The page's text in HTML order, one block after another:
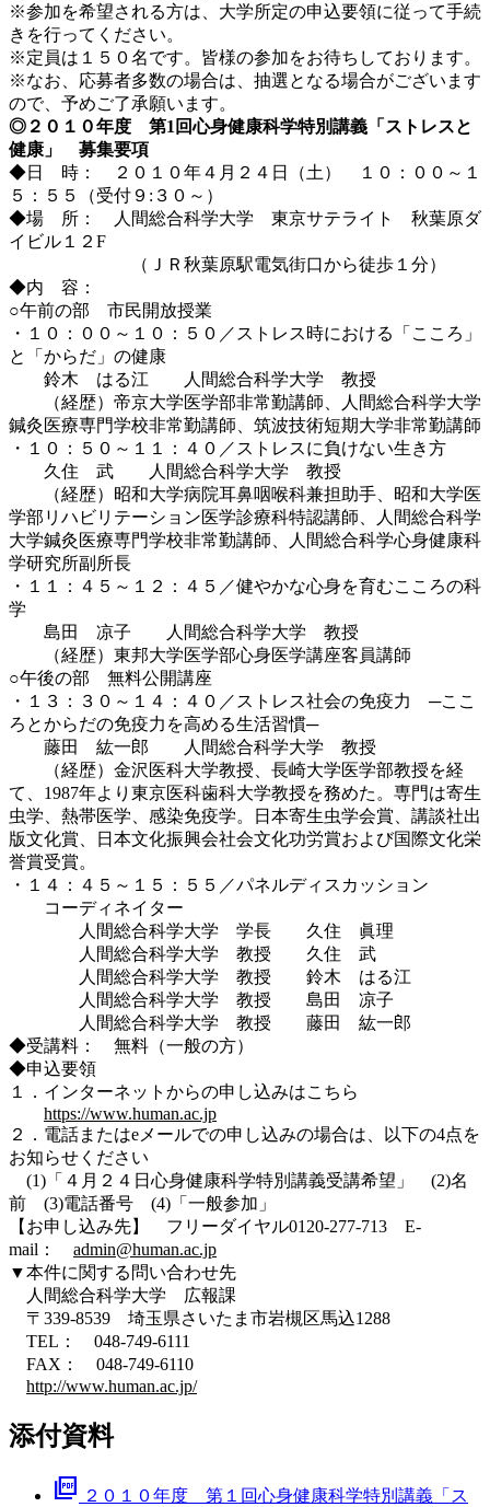
※参加を希望される方は、大学所定の申込要領に従って手続
きを行ってください。
※定員は１５０名です。皆様の参加をお待ちしております。
※なお、応募者多数の場合は、抽選となる場合がございます
ので、予めご了承願います。
◎２０１０年度 第1回心身健康科学特別講義「ストレスと
健康」 募集要項
◆日 時： ２０１０年４月２４日（土） １０：００～１
５：５５（受付９:３０～）
◆場 所： 人間総合科学大学 東京サテライト 秋葉原ダ
イビル１２F
（ＪＲ秋葉原駅電気街口から徒歩１分）
◆内 容：
○午前の部 市民開放授業
・１０：００～１０：５０／ストレス時における「こころ」
と「からだ」の健康
鈴木 はる江 人間総合科学大学 教授
（経歴）帝京大学医学部非常勤講師、人間総合科学大学
鍼灸医療専門学校非常勤講師、筑波技術短期大学非常勤講師
・１０：５０～１１：４０／ストレスに負けない生き方
久住 武 人間総合科学大学 教授
（経歴）昭和大学病院耳鼻咽喉科兼担助手、昭和大学医
学部リハビリテーション医学診療科特認講師、人間総合科学
大学鍼灸医療専門学校非常勤講師、人間総合科学心身健康科
学研究所副所長
・１１：４５～１２：４５／健やかな心身を育むこころの科
学
島田 凉子 人間総合科学大学 教授
（経歴）東邦大学医学部心身医学講座客員講師
○午後の部 無料公開講座
・１３：３０～１４：４０／ストレス社会の免疫力 ─ここ
ろとからだの免疫力を高める生活習慣─
藤田 紘一郎 人間総合科学大学 教授
（経歴）金沢医科大学教授、長崎大学医学部教授を経
て、1987年より東京医科歯科大学教授を務めた。専門は寄生
虫学、熱帯医学、感染免疫学。日本寄生虫学会賞、講談社出
版文化賞、日本文化振興会社会文化功労賞および国際文化栄
誉賞受賞。
・１４：４５～１５：５５／パネルディスカッション
コーディネイター
人間総合科学大学 学長 久住 眞理
人間総合科学大学 教授 久住 武
人間総合科学大学 教授 鈴木 はる江
人間総合科学大学 教授 島田 凉子
人間総合科学大学 教授 藤田 紘一郎
◆受講料： 無料（一般の方）
◆申込要領
１．インターネットからの申し込みはこちら
https://www.human.ac.jp
２．電話またはeメールでの申し込みの場合は、以下の4点を
お知らせください
(1)「４月２４日心身健康科学特別講義受講希望」 (2)名
前 (3)電話番号 (4)「一般参加」
【お申し込み先】 フリーダイヤル0120-277-713 E-
mail： admin@human.ac.jp
▼本件に関する問い合わせ先
人間総合科学大学 広報課
〒339-8539 埼玉県さいたま市岩槻区馬込1288
TEL： 048-749-6111
FAX： 048-749-6110
http://www.human.ac.jp/
添付資料
picture_as_pdf ２０１０年度 第１回心身健康科学特別講義「ス